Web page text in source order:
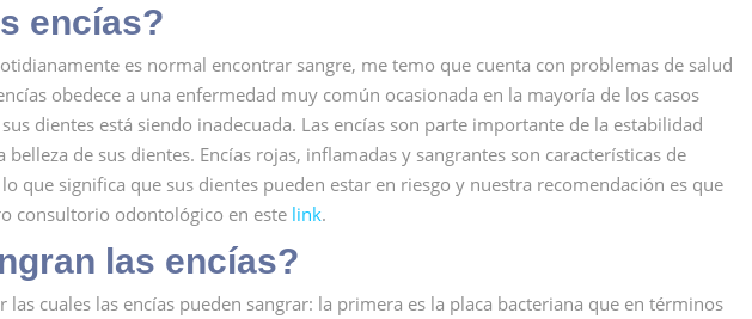
encías?
es normal encontrar sangre, me temo que cuenta con problemas de salud
obedece a una enfermedad muy común ocasionada en la mayoría de los casos
dientes está siendo inadecuada. Las encías son parte importante de la estabilidad
de sus dientes. Encías rojas, inflamadas y sangrantes son características de
que significa que sus dientes pueden estar en riesgo y nuestra recomendación es que
consultorio odontológico en este link.
las encías?
las cuales las encías pueden sangrar: la primera es la placa bacteriana que en términos